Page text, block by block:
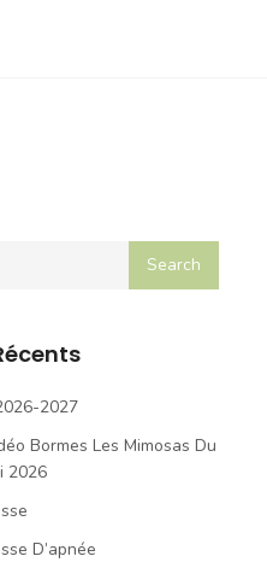
2027
Bormes Les Mimosas Du
2026
D’apnée